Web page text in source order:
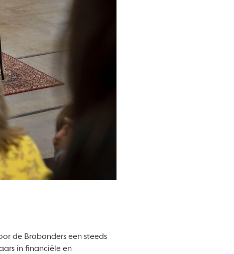
de Brabanders een steeds
in financiële en